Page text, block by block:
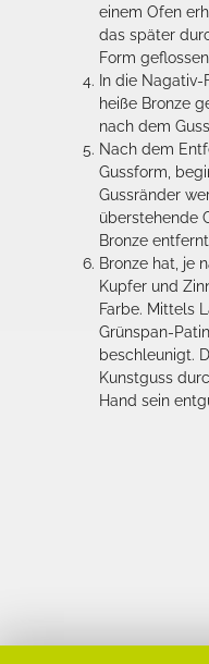
einem Ofen
das später
Form
In die
heiße Bronze
nach dem
Nach dem
Gussform,
Gussränder
überstehende
Bronze
Bronze hat, je
Kupfer und
Farbe. Mittels
Grünspan-
beschleunigt.
Kunstguss
Hand sein